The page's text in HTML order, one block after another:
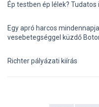
Ép testben ép lélek?
Egy apró harcos
vesebetegséggel küzdő
Richter pályázati kiírás